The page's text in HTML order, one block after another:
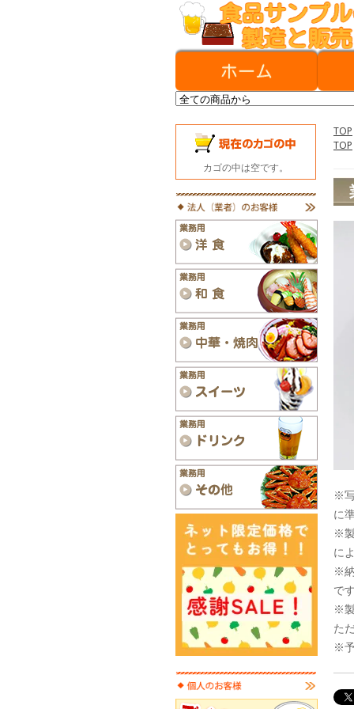
TOP
TOP
※
に
※
に
※
で
※
た
※
カゴの中は空です。